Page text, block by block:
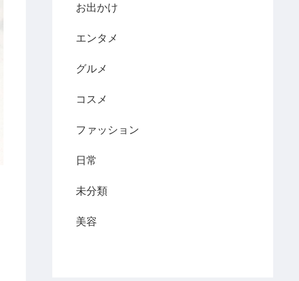
お出かけ
エンタメ
グルメ
コスメ
ファッション
日常
未分類
美容